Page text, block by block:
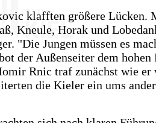
klafften größere Lücken.
Kneule, Horak und
"Die Jungen müssen es
der Außenseiter dem hohen
Rnic traf zunächst wie er
die Kieler ein ums